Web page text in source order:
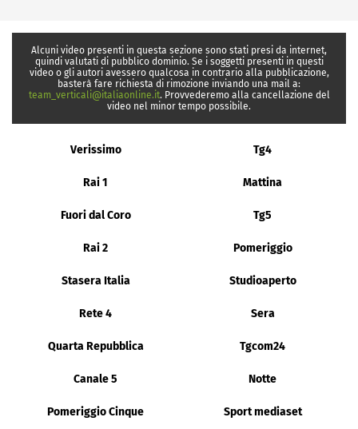
Alcuni video presenti in questa sezione sono stati presi da internet,
quindi valutati di pubblico dominio. Se i soggetti presenti in questi
video o gli autori avessero qualcosa in contrario alla pubblicazione,
basterà fare richiesta di rimozione inviando una mail a:
team_verticali@italiaonline.it. Provvederemo alla cancellazione del
video nel minor tempo possibile.
Verissimo Tg4
Rai 1 Mattina
Fuori dal Coro Tg5
Rai 2 Pomeriggio
Stasera Italia Studioaperto
Rete 4 Sera
Quarta Repubblica Tgcom24
Canale 5 Notte
Pomeriggio Cinque Sport mediaset